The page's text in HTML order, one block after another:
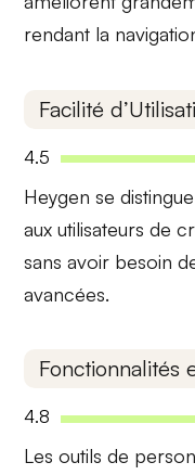
rendant la
Facilité
4.5
Heygen se
aux utilisateurs de
sans avoir besoin
avancées.
Fonctionnalités
4.8
Lesoutils de